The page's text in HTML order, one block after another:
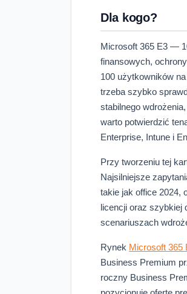
Dla kogo?
Microsoft 365 E3 —
finansowych,
100 użytkowników
trzeba szybko
stabilnego
warto potwierdzić
Enterprise, Intune i
Przy tworzeniu tej
Najsilniejsze
takie jak office 2024,
licencji oraz szybkiej
scenariuszach
Rynek Microsoft 365
Business Premium
roczny Business